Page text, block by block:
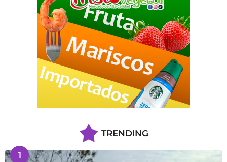
TRENDING
1